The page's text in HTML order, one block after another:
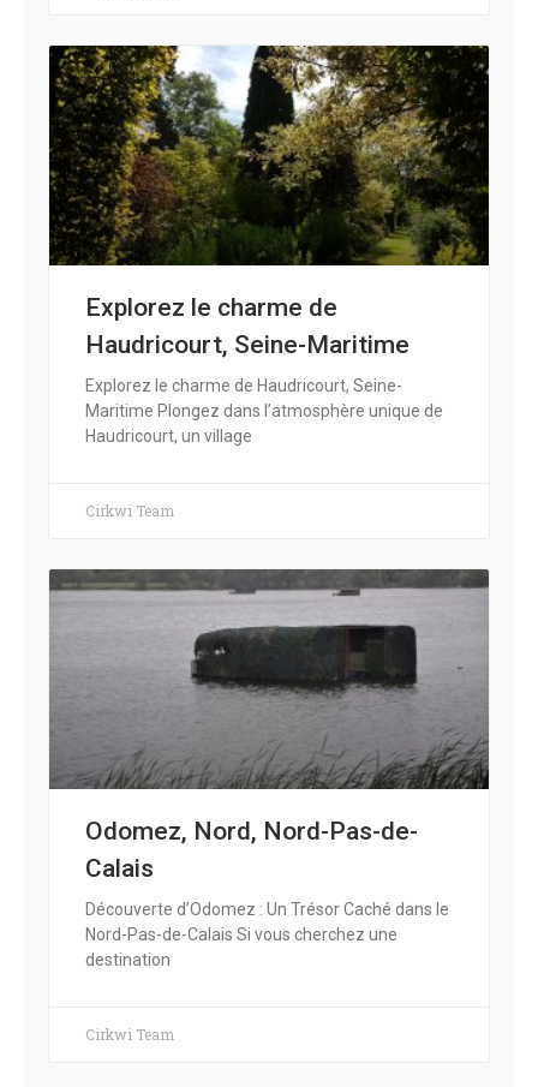
Explorez le charme de
Haudricourt, Seine-Maritime
Explorez le charme de Haudricourt, Seine-
Maritime Plongez dans l’atmosphère unique de
Haudricourt, un village
Cirkwi Team
Odomez, Nord, Nord-Pas-de-
Calais
Découverte d’Odomez : Un Trésor Caché dans le
Nord-Pas-de-Calais Si vous cherchez une
destination
Cirkwi Team